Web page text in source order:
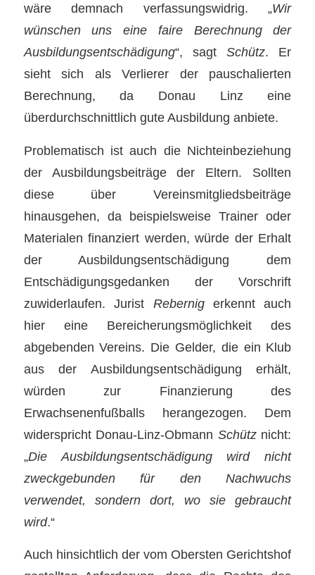
wäre demnach verfassungswidrig. „Wir
wünschen uns eine faire Berechnung der
Ausbildungsentschädigung“, sagtSchütz. Er
sieht sich als Verlierer der pauschalierten
Berechnung, da Donau Linz eine
überdurchschnittlich gute Ausbildung anbiete.
Problematisch ist auch die Nichteinbeziehung
der Ausbildungsbeiträge der Eltern. Sollten
diese über Vereinsmitgliedsbeiträge
hinausgehen, da beispielsweise Trainer oder
Materialen finanziert werden, würde der Erhalt
der Ausbildungsentschädigung dem
Entschädigungsgedanken der Vorschrift
zuwiderlaufen. Jurist Rebernigerkennt auch
hier eine Bereicherungsmöglichkeit des
abgebenden Vereins. Die Gelder, die ein Klub
aus der Ausbildungsentschädigung erhält,
würden zur Finanzierung des
Erwachsenenfußballs herangezogen. Dem
widerspricht Donau-Linz-Obmann Schütznicht:
„Die Ausbildungsentschädigung wird nicht
zweckgebunden für den Nachwuchs
verwendet, sondern dort, wo sie gebraucht
wird.“
Auch hinsichtlich der vom Obersten Gerichtshof